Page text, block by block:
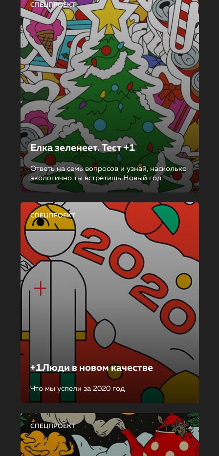
СПЕЦПРОЕКТ
Елка зеленеет. Тест +1
Ответь на семь вопросов и узнай, насколько
экологично ты встретишь Новый год
СПЕЦПРОЕКТ
+1Люди в новом качестве
Что мы успели за 2020 год
СПЕЦПРОЕКТ